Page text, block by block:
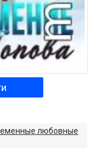
любовные